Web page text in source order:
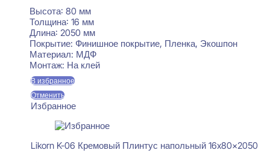
Высота: 80 мм
Толщина: 16 мм
Длина: 2050 мм
Покрытие: Финишное покрытие, Пленка, Экошпон
Материал: МДФ
Монтаж: На клей
В избранное
Отменить
Избранное
Likorn K-06 Кремовый Плинтус напольный 16x80x2050